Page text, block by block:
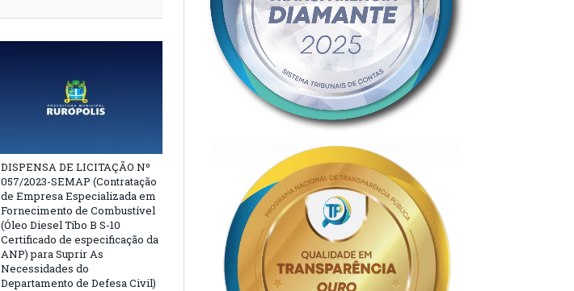
DISPENSA DE LICITAÇÃO Nº
057/2023-SEMAP (Contratação
de Empresa Especializada em
Fornecimento de Combustível
(Óleo Diesel Tibo B S-10
Certificado de especificação da
ANP) para Suprir As
Necessidades do
Departamento de Defesa Civil)